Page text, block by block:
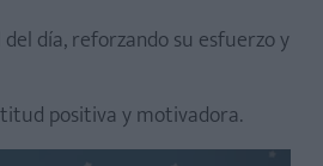
día, reforzando su esfuerzo y
positiva y motivadora.